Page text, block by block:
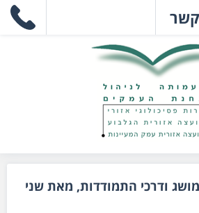
ודרכי התמודדות, מאת שני